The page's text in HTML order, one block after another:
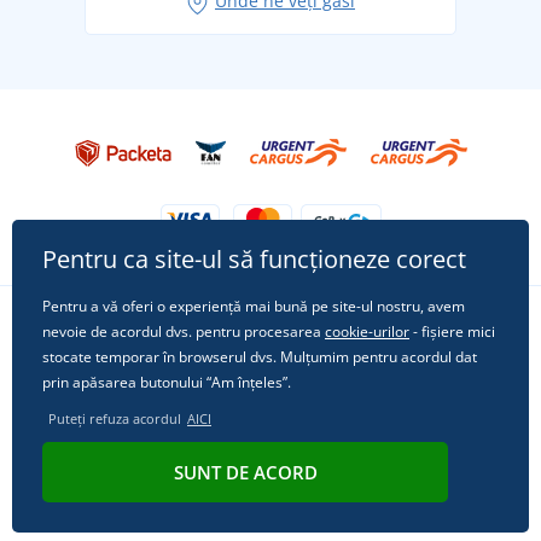
Tricoul preferat City în rol principal: ținute pentru
Urmărește-ne pe rețelele sociale
© 2011 - 2026, Dual Trade s.r.o. | Din punct de vedere tehnic oferă
Pentru ca site-ul să funcționeze corect
Pentru a vă oferi o experiență mai bună pe site-ul nostru, avem
nevoie de acordul dvs. pentru procesarea cookie-urilor- fișiere mici
stocate temporar în browserul dvs. Mulțumim pentru acordul dat
prin apăsarea butonului “Am înțeles”.
Puteți refuza acordul AICI
SUNT DE ACORD